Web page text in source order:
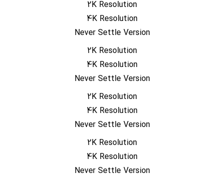
2K Resolution
4K Resolution
Never Settle Version
2K Resolution
4K Resolution
Never Settle Version
2K Resolution
4K Resolution
Never Settle Version
2K Resolution
4K Resolution
Never Settle Version